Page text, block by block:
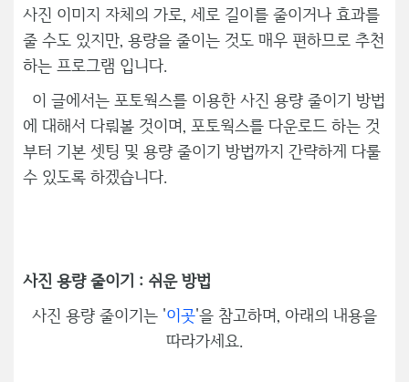
사진 이미지 자체의 가로, 세로 길이를 줄이거나 효과를
줄 수도 있지만, 용량을 줄이는 것도 매우 편하므로 추천
하는 프로그램 입니다.
이 글에서는 포토웍스를 이용한 사진 용량 줄이기 방법
에 대해서 다뤄볼 것이며, 포토웍스를 다운로드 하는 것
부터 기본 셋팅 및 용량 줄이기 방법까지 간략하게 다룰
수 있도록 하겠습니다.
사진 용량 줄이기 : 쉬운 방법
사진 용량 줄이기는 '이곳'을 참고하며, 아래의 내용을
따라가세요.